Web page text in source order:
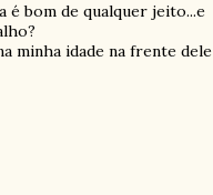
é bom de qualquer jeito...e
minha idade na frente dele